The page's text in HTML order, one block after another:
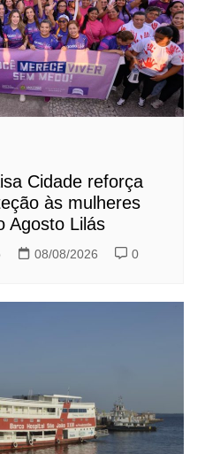
Cidade reforça
às mulheres
Agosto Lilás
08/08/2026 0